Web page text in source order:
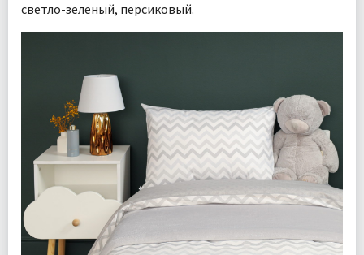
светло-зеленый, персиковый.